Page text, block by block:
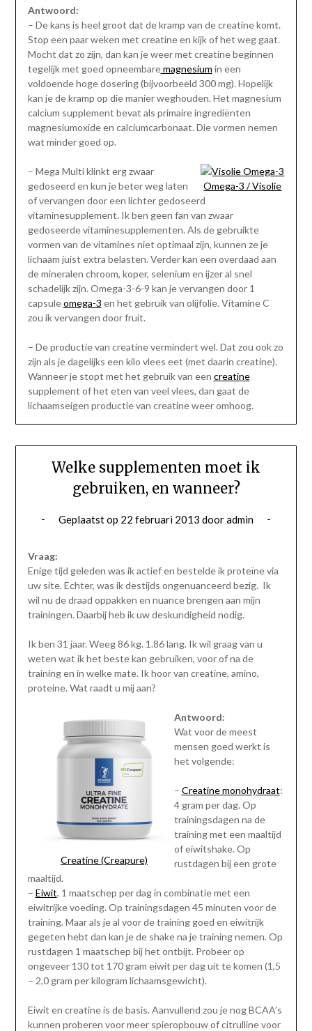
Antwoord:
– De kans is heel groot dat de kramp van de creatine komt.
Stop een paar weken met creatine en kijk of het weg gaat.
Mocht dat zo zijn, dan kan je weer met creatine beginnen
tegelijk met goed opneembaremagnesium in een
voldoende hoge dosering (bijvoorbeeld 300 mg). Hopelijk
kan je de kramp op die manier weghouden. Het magnesium
calcium supplement bevat als primaire ingrediënten
magnesiumoxide en calciumcarbonaat. Die vormen nemen
wat minder goed op.
Omega-3 / Visolie
– Mega Multi klinkt erg zwaar
gedoseerd en kun je beter weg laten
of vervangen door een lichter gedoseerd
vitaminesupplement. Ik ben geen fan van zwaar
gedoseerde vitaminesupplementen. Als de gebruikte
vormen van de vitamines niet optimaal zijn, kunnen ze je
lichaam juist extra belasten. Verder kan een overdaad aan
de mineralen chroom, koper, selenium en ijzer al snel
schadelijk zijn. Omega-3-6-9 kan je vervangen door 1
capsuleomega-3 en het gebruik van olijfolie. Vitamine C
zou ik vervangen door fruit.
– De productie van creatine vermindert wel. Dat zou ook zo
zijn als je dagelijks een kilo vlees eet (met daarin creatine).
Wanneer je stopt met het gebruik van een creatine
supplement of het eten van veel vlees, dan gaat de
lichaamseigen productie van creatine weer omhoog.
Welke supplementen moet ik
gebruiken, en wanneer?
Geplaatst op 22 februari 2013 dooradmin
Vraag:
Enige tijd geleden was ik actief en bestelde ik proteïne via
uw site. Echter, was ik destijds ongenuanceerd bezig. Ik
wil nu de draad oppakken en nuance brengen aan mijn
trainingen. Daarbij heb ik uw deskundigheid nodig.
Ik ben 31 jaar. Weeg 86 kg. 1.86 lang. Ik wil graag van u
weten wat ik het beste kan gebruiken, voor of na de
training en in welke mate. Ik hoor van creatine, amino,
proteine. Wat raadt u mij aan?
Creatine (Creapure)
Antwoord:
Wat voor de meest
mensen goed werkt is
het volgende:
– Creatine monohydraat:
4 gram per dag. Op
trainingsdagen na de
training met een maaltijd
of eiwitshake. Op
rustdagen bij een grote
maaltijd.
– Eiwit, 1 maatschep per dag in combinatie met een
eiwitrijke voeding. Op trainingsdagen 45 minuten voor de
training. Maar als je al voor de training goed en eiwitrijk
gegeten hebt dan kan je de shake na je training nemen. Op
rustdagen 1 maatschep bij het ontbijt. Probeer op
ongeveer 130 tot 170 gram eiwit per dag uit te komen (1,5
– 2,0 gram per kilogram lichaamsgewicht).
Eiwit en creatine is de basis. Aanvullend zou je nog BCAA’s
kunnen proberen voor meer spieropbouw of citrulline voor